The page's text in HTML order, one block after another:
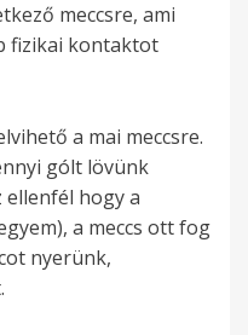
meccsre, ami
fizikai kontaktot
a mai meccsre.
gólt lövünk
hogy a
a meccs ott fog
nyerünk,